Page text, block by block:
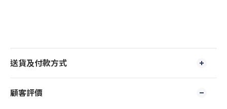
送貨及付款方式
顧客評價